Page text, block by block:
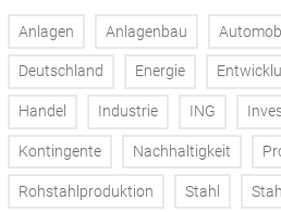
Anlagen Anlagenbau
Deutschland Energie
Handel Industrie ING
Kontingente Nachhaltigkeit
Rohstahlproduktion Stahl